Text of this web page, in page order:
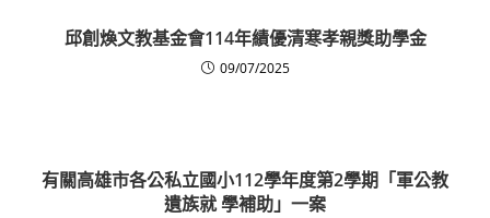
邱創煥文教基金會114年績優清寒孝親獎助學金
09/07/2025
有關高雄市各公私立國小112學年度第2學期「軍公教
遺族就 學補助」一案